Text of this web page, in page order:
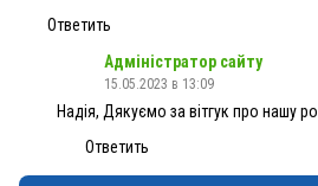
Ответить
Адміністратор сайту
15.05.2023 в 13:09
Надія, Дякуємо за вітгук про нашу
Ответить